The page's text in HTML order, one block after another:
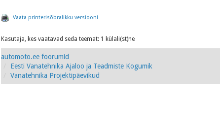
Vaata printerisõbralikku versiooni
Kasutaja, kes vaatavad seda teemat: 1 külali(st)ne
automoto.ee foorumid
Eesti Vanatehnika Ajaloo ja Teadmiste Kogumik
Vanatehnika Projektipäevikud